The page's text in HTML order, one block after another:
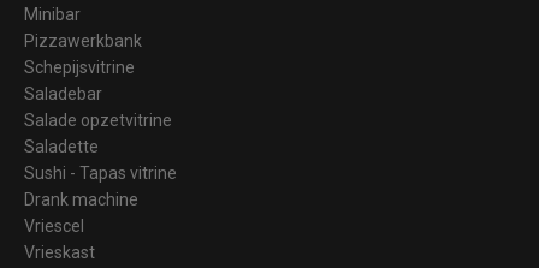
Minibar
Pizzawerkbank
Schepijsvitrine
Saladebar
Salade opzetvitrine
Saladette
Sushi - Tapas vitrine
Drank machine
Vriescel
Vrieskast